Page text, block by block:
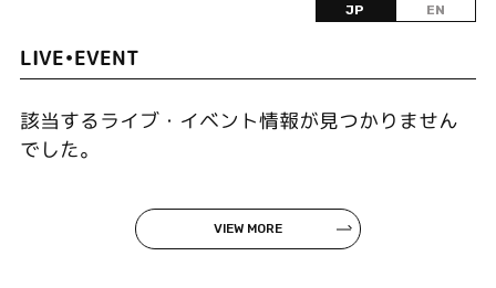
JP EN
LIVE•EVENT
該当するライブ・イベント情報が見つかりません
でした。
VIEW MORE